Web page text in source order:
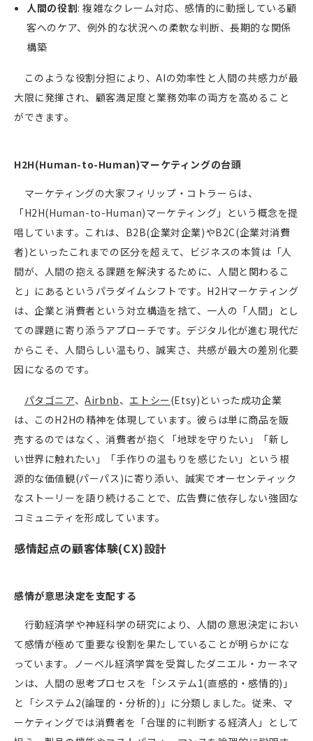
人間の役割:複雑なクレーム対応、感情的に動揺している顧
客へのケア、例外的な状況への柔軟な判断、長期的な関係
構築
このような役割分担により、AIの効率性と人間の共感力が最
大限に発揮され、顧客満足度と業務効率の両方を高めること
ができます。
H2H(Human-to-Human)マーケティングの台頭
マーケティングの大家フィリップ・コトラーらは、
「H2H(Human-to-Human)マーケティング」という概念を提
唱しています。これは、 B2B(企業対企業)やB2C(企業対消費
者)といったこれまでの区分を超えて、ビジネスの本質は「人
間が、人間の抱える課題を解決するために、人間と関わるこ
と」にあるというパラダイムシフトです。 H2Hマーケティング
は、企業と消費者という対立構造を捨て、一人の「人間」とし
ての課題に寄り添うアプローチです。デジタル化が進む現代だ
からこそ、人間らしい温もり、誠実さ、共感が最大の差別化要
因になるのです。
パタゴニア、Airbnb、エトシー(Etsy)といった成功企業
は、このH2Hの精神を体現しています。彼らは単に商品を販
売するのではなく、消費者が抱く「地球を守りたい」「新し
い世界に触れたい」「手作りの温もりを感じたい」という根
源的な価値観(パーパス)に寄り添い、誠実でオーセンティック
なストーリーを語り続けることで、広告費に依存しない強固な
コミュニティを形成しています。
感情起点の顧客体験(CX)設計
感情が意思決定を支配する
行動経済学や神経科学の研究により、人間の意思決定におい
て感情が極めて重要な役割を果たしていることが明らかにな
っています。ノーベル経済学賞を受賞したダニエル・カーネマ
ンは、人間の思考プロセスを「システム1(直感的・感情的) 」
と「システム2(論理的・分析的) 」に分類しました。従来、マ
ーケティングでは消費者を「合理的に判断する経済人」として